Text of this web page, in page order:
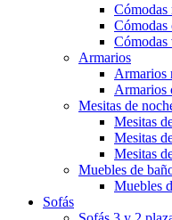
Cómodas
Cómodas
Cómodas
Armarios
Armarios
Armarios
Mesitas de
Mesitas
Mesitas
Mesitas
Muebles de
Muebles
Sofás